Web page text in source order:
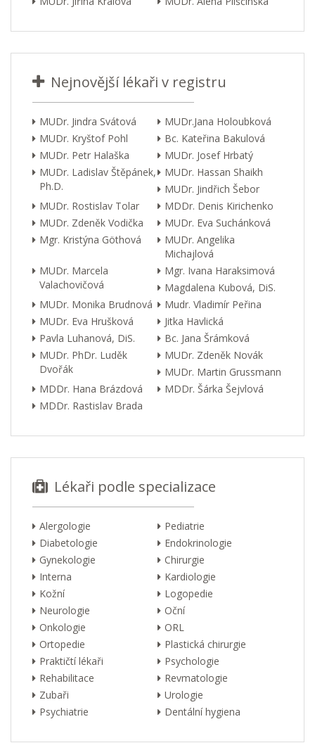
Nejnovější lékaři v registru
MUDr. Jindra Svátová
MUDr.Jana Holoubková
MUDr. Kryštof Pohl
Bc. Kateřina Bakulová
MUDr. Petr Halaška
MUDr. Josef Hrbatý
MUDr. Ladislav Štěpánek,
Ph.D.
MUDr. Hassan Shaikh
MUDr. Jindřich Šebor
MUDr. Rostislav Tolar
MDDr. Denis Kirichenko
MUDr. Zdeněk Vodička
MUDr. Eva Suchánková
Mgr. Kristýna Göthová
MUDr. Angelika
Michajlová
MUDr. Marcela
Valachovičová
Mgr. Ivana Haraksimová
Magdalena Kubová, DiS.
MUDr. Monika Brudnová
Mudr. Vladimír Peřina
MUDr. Eva Hrušková
Jitka Havlická
Pavla Luhanová, DiS.
Bc. Jana Šrámková
MUDr. PhDr. Luděk
Dvořák
MUDr. Zdeněk Novák
MUDr. Martin Grussmann
MDDr. Hana Brázdová
MDDr. Šárka Šejvlová
MDDr. Rastislav Brada
Lékaři podle specializace
Alergologie
Pediatrie
Diabetologie
Endokrinologie
Gynekologie
Chirurgie
Interna
Kardiologie
Kožní
Logopedie
Neurologie
Oční
Onkologie
ORL
Ortopedie
Plastická chirurgie
Praktičtí lékaři
Psychologie
Rehabilitace
Revmatologie
Zubaři
Urologie
Psychiatrie
Dentální hygiena